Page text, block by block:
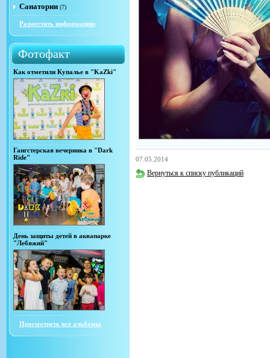
Санатории (7)
Разместить информацию
Фотофакт
Как отметили Купалье в "KaZki"
Гангстерская вечеринка в "Dark
Ride"
День защиты детей в аквапарке
"Лебяжий"
Просмотреть все альбомы
07.05.2014
Вернуться к списку публикаций